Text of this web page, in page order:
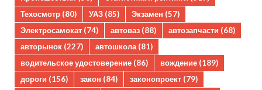
Техосмотр (80) УАЗ (85) Экзамен (57)
Электросамокат (74) автоваз (88) автозапчасти (68)
авторынок (227) автошкола(81)
водительское удостоверение (86) вождение (189)
дороги (156) закон (84) законопроект (79)